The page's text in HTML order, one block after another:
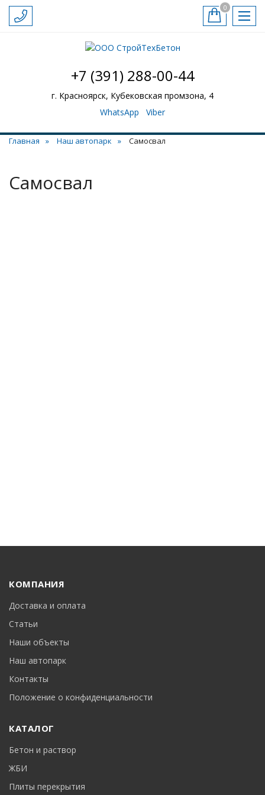
+7 (391) 288-00-44
г. Красноярск, Кубековская промзона, 4
WhatsApp
Viber
0
Главная Наш автопарк Самосвал
Самосвал
КОМПАНИЯ
Доставка и оплата
Статьи
Наши объекты
Наш автопарк
Контакты
Положение о конфиденциальности
КАТАЛОГ
Бетон и раствор
ЖБИ
Плиты перекрытия